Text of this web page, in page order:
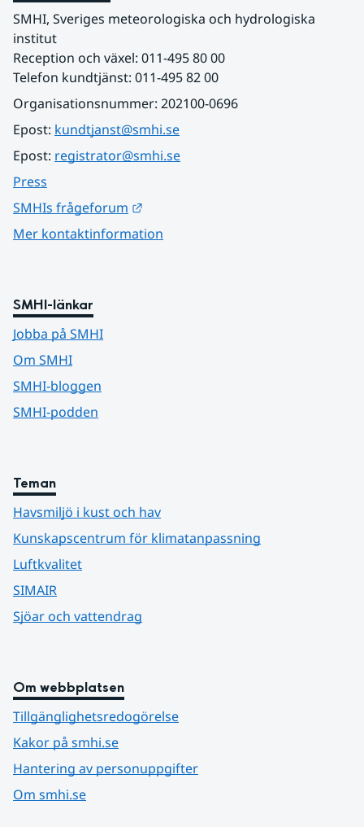
SMHI, Sveriges meteorologiska och hydrologiska
institut
Reception och växel: 011-495 80 00
Telefon kundtjänst: 011-495 82 00
Organisationsnummer: 202100-0696
Epost: kundtjanst@smhi.se
Epost: registrator@smhi.se
Press
SMHIs frågeforum
Mer kontaktinformation
SMHI-länkar
Jobba på SMHI
Om SMHI
SMHI-bloggen
SMHI-podden
Teman
Havsmiljö i kust och hav
Kunskapscentrum för klimatanpassning
Luftkvalitet
SIMAIR
Sjöar och vattendrag
Om webbplatsen
Tillgänglighetsredogörelse
Kakor på smhi.se
Hantering av personuppgifter
Om smhi.se